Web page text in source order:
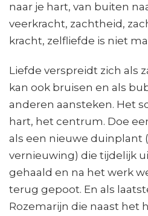
naar je hart, van buiten
veerkracht, zachtheid,
kracht, zelfliefde is niet
Liefde verspreidt zich als
kan ook bruisen en als
anderen aansteken. Het
hart, het centrum. Doe
als een nieuwe duinplant
vernieuwing) die tijdelijk
gehaald en na het werk
terug gepoot. En als
Rozemarijn die naast het